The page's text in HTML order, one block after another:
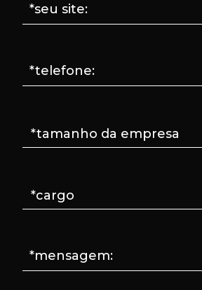
*seu site:
*telefone:
*mensagem: